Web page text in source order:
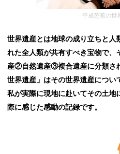
平成芭蕉の世
世界遺産とは地球の成り立ちと人
れた全人類が共有すべき宝物で
産②自然遺産③複合遺産に分類さ
世界遺産」はその世界遺産につい
私が実際に現地に赴いてその土地
際に感じた感動の記録です。